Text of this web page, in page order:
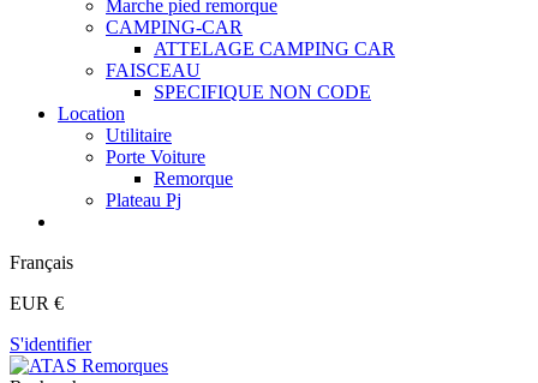
Marche pied remorque
CAMPING-CAR
ATTELAGE CAMPING CAR
FAISCEAU
SPECIFIQUE NON CODE
Location
Utilitaire
Porte Voiture
Remorque
Plateau Pj
Français
EUR €
S'identifier